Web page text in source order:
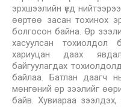
эрхшээлийн үед
өөртөө засан тохинох
болгосон байна. Өр
хасуулсан тохиолдол
хариуцан даах
байгуулагдах
байлаа. Батлан даагч
мөнгөний өр зээлийг
байв. Хувиараа зээлдэх,